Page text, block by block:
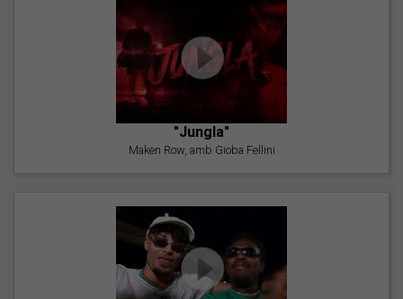
"Jungla"
Maken Row, amb Gioba Fellini